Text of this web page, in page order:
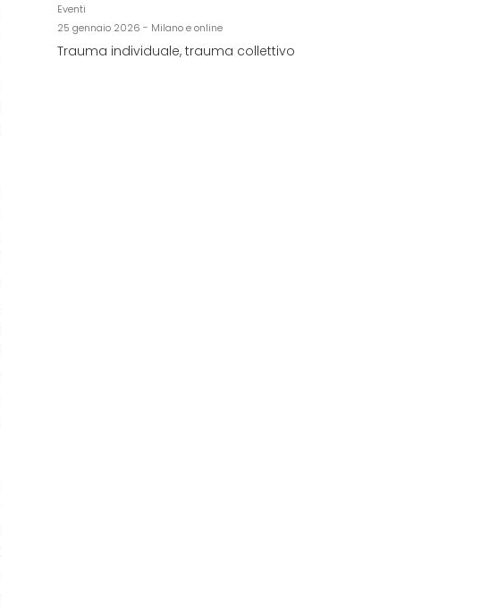
Eventi
25 gennaio 2026 - Milano e online
Trauma individuale, trauma collettivo